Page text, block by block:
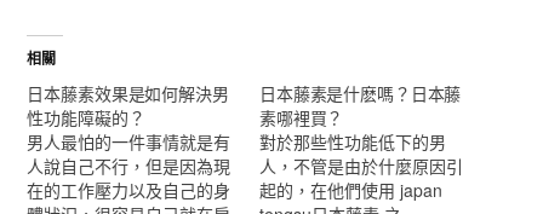
相關
日本藤素效果是如何解決男
性功能障礙的？
男人最怕的一件事情就是有
人說自己不行，但是因為現
在的工作壓力以及自己的身
日本藤素是什麽嗎？日本藤
素哪裡買？
對於那些性功能低下的男
人，不管是由於什麼原因引
起的，在他們使用 japan